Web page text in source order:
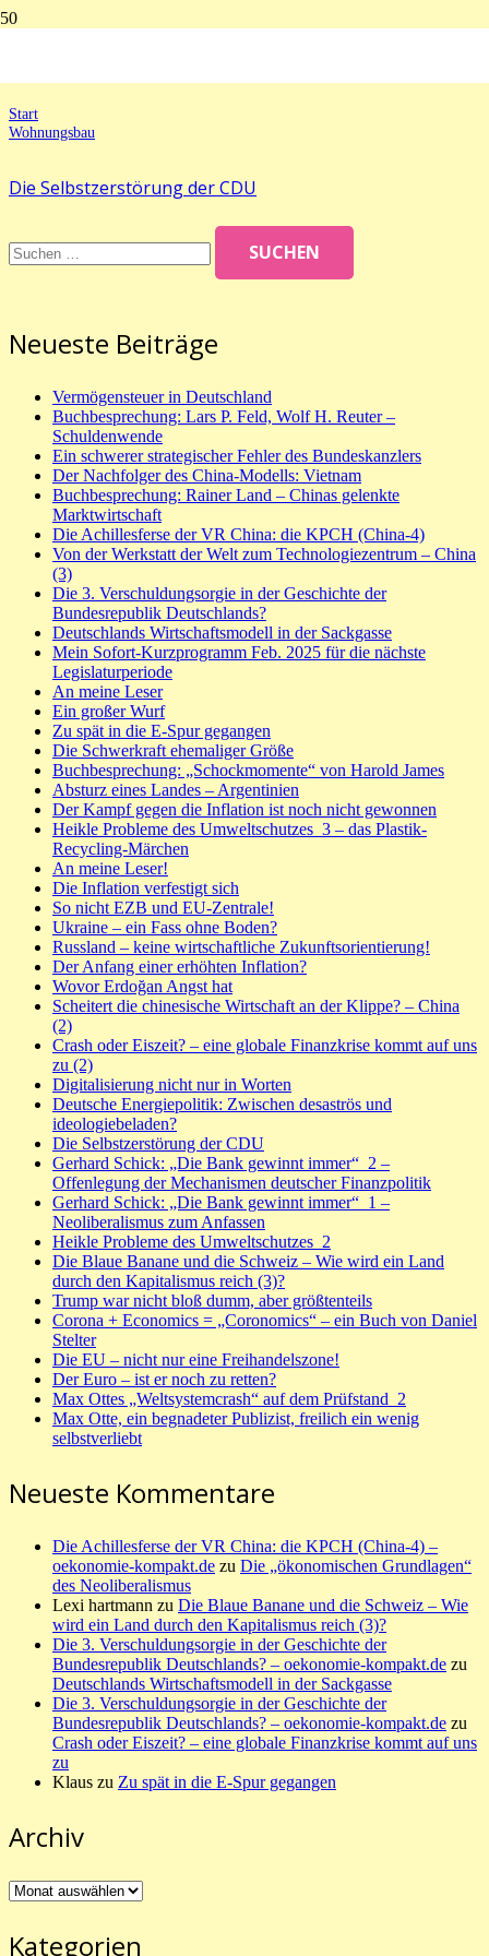
Start
Wohnungsbau
Die Selbstzerstörung der CDU
nach:
Neueste Beiträge
Vermögensteuer in Deutschland
Buchbesprechung: Lars P. Feld, Wolf H. Reuter –
Schuldenwende
Ein schwerer strategischer Fehler des Bundeskanzlers
Der Nachfolger des China-Modells: Vietnam
Buchbesprechung: Rainer Land – Chinas gelenkte
Marktwirtschaft
Die Achillesferse der VR China: die KPCH (China-4)
Von der Werkstatt der Welt zum Technologiezentrum – China
(3)
Die 3. Verschuldungsorgie in der Geschichte der
Bundesrepublik Deutschlands?
Deutschlands Wirtschaftsmodell in der Sackgasse
Mein Sofort-Kurzprogramm Feb. 2025 für die nächste
Legislaturperiode
An meine Leser
Ein großer Wurf
Zu spät in die E-Spur gegangen
Die Schwerkraft ehemaliger Größe
Buchbesprechung: „Schockmomente“ von Harold James
Absturz eines Landes – Argentinien
Der Kampf gegen die Inflation ist noch nicht gewonnen
Heikle Probleme des Umweltschutzes_3 – das Plastik-
Recycling-Märchen
An meine Leser!
Die Inflation verfestigt sich
So nicht EZB und EU-Zentrale!
Ukraine – ein Fass ohne Boden?
Russland – keine wirtschaftliche Zukunftsorientierung!
Der Anfang einer erhöhten Inflation?
Wovor Erdoğan Angst hat
Scheitert die chinesische Wirtschaft an der Klippe? – China
(2)
Crash oder Eiszeit? – eine globale Finanzkrise kommt auf uns
zu (2)
Digitalisierung nicht nur in Worten
Deutsche Energiepolitik: Zwischen desaströs und
ideologiebeladen?
Die Selbstzerstörung der CDU
Gerhard Schick: „Die Bank gewinnt immer“_2 –
Offenlegung der Mechanismen deutscher Finanzpolitik
Gerhard Schick: „Die Bank gewinnt immer“_1 –
Neoliberalismus zum Anfassen
Heikle Probleme des Umweltschutzes_2
Die Blaue Banane und die Schweiz – Wie wird ein Land
durch den Kapitalismus reich (3)?
Trump war nicht bloß dumm, aber größtenteils
Corona + Economics = „Coronomics“ – ein Buch von Daniel
Stelter
Die EU – nicht nur eine Freihandelszone!
Der Euro – ist er noch zu retten?
Max Ottes „Weltsystemcrash“ auf dem Prüfstand_2
Max Otte, ein begnadeter Publizist, freilich ein wenig
selbstverliebt
Neueste Kommentare
Die Achillesferse der VR China: die KPCH (China-4) –
oekonomie-kompakt.de zu Die „ökonomischen Grundlagen“
des Neoliberalismus
Lexi hartmann zu Die Blaue Banane und die Schweiz – Wie
wird ein Land durch den Kapitalismus reich (3)?
Die 3. Verschuldungsorgie in der Geschichte der
Bundesrepublik Deutschlands? – oekonomie-kompakt.de zu
Deutschlands Wirtschaftsmodell in der Sackgasse
Die 3. Verschuldungsorgie in der Geschichte der
Bundesrepublik Deutschlands? – oekonomie-kompakt.de zu
Crash oder Eiszeit? – eine globale Finanzkrise kommt auf uns
zu
Klaus zu Zu spät in die E-Spur gegangen
Archiv
Archiv
Kategorien